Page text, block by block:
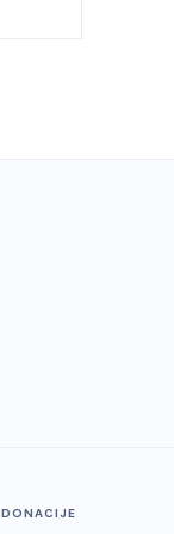
DONACIJE